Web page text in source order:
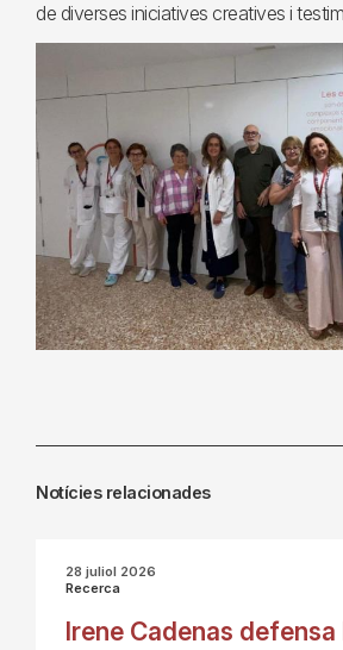
de diverses iniciatives creatives i
Notícies relacionades
28 juliol 2026
Recerca
Irene Cadenas defensa